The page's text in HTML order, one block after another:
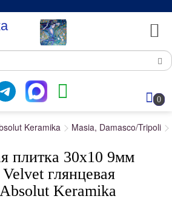
0
Keramika Masia, Damasco/Tripoli
плитка 30x10 9мм
глянцевая
Keramika